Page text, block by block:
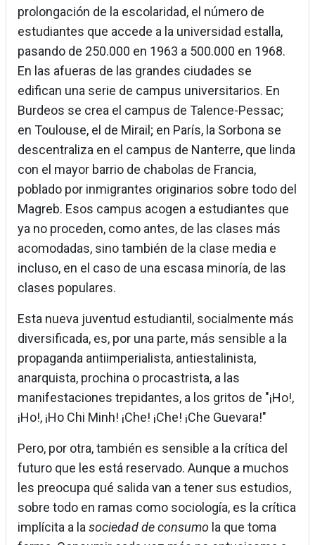
prolongación de la escolaridad, el número de
estudiantes que accede a la universidad estalla,
pasando de 250.000 en 1963 a 500.000 en 1968.
En las afueras de las grandes ciudades se
edifican una serie de campus universitarios. En
Burdeos se crea el campus de Talence-Pessac;
en Toulouse, el de Mirail; en París, la Sorbona se
descentraliza en el campus de Nanterre, que linda
con el mayor barrio de chabolas de Francia,
poblado por inmigrantes originarios sobre todo del
Magreb. Esos campus acogen a estudiantes que
ya no proceden, como antes, de las clases más
acomodadas, sino también de la clase media e
incluso, en el caso de una escasa minoría, de las
clases populares.
Esta nueva juventud estudiantil, socialmente más
diversificada, es, por una parte, más sensible a la
propaganda antiimperialista, antiestalinista,
anarquista, prochina o procastrista, a las
manifestaciones trepidantes, a los gritos de "¡Ho!,
¡Ho!, ¡Ho Chi Minh! ¡Che! ¡Che! ¡Che Guevara!"
Pero, por otra, también es sensible a la crítica del
futuro que les está reservado. Aunque a muchos
les preocupa qué salida van a tener sus estudios,
sobre todo en ramas como sociología, es la crítica
implícita a la sociedad de consumo la que toma